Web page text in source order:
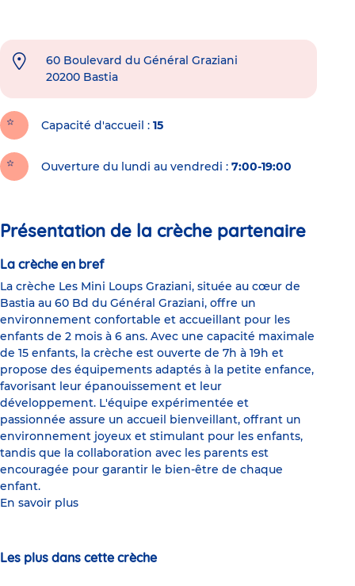
60 Boulevard du Général Graziani
20200 Bastia
Capacité d'accueil 15
Ouverture du lundi au vendredi : 7:00-19:00
Présentation de la crèche partenaire
La crèche en bref
La crèche Les Mini Loups Graziani, située au cœur de
Bastia au 60 Bd du Général Graziani, offre un
environnement confortable et accueillant pour les
enfants de 2 mois à 6 ans. Avec une capacité maximale
de 15 enfants, la crèche est ouverte de 7h à 19h et
propose des équipements adaptés à la petite enfance,
favorisant leur épanouissement et leur
développement. L'équipe expérimentée et
passionnée assure un accueil bienveillant, offrant un
environnement joyeux et stimulant pour les enfants,
tandis que la collaboration avec les parents est
encouragée pour garantir le bien-être de chaque
enfant.
En savoir plus
Les plus dans cette crèche